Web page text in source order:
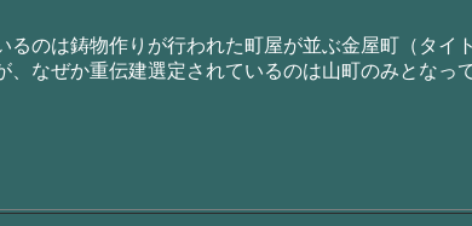
るのは鋳物作りが行われた町屋が並ぶ金屋町（タ
、なぜか重伝建選定されているのは山町のみとなって